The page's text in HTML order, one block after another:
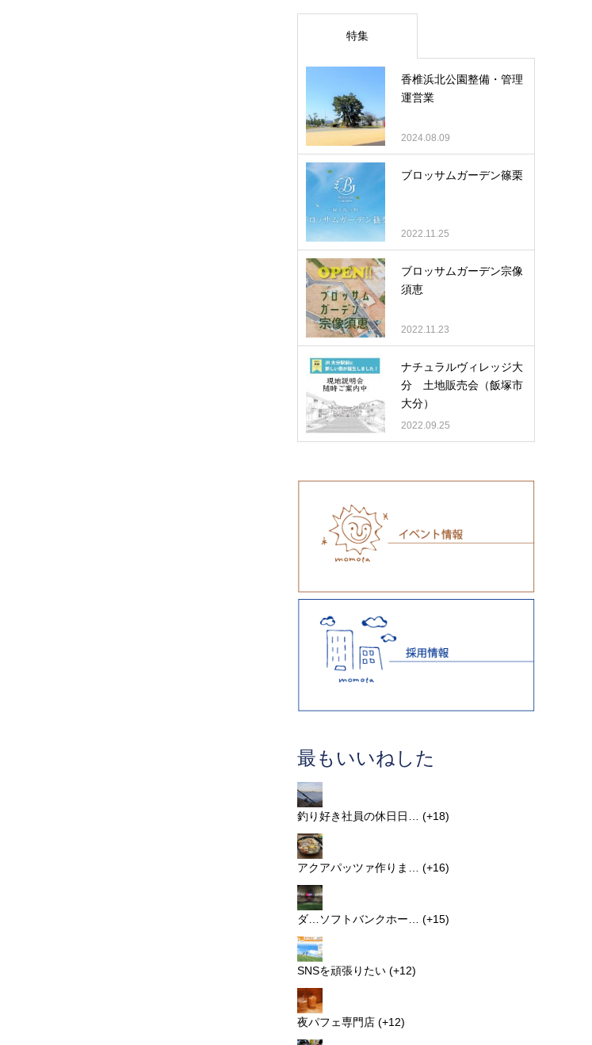
特集
香椎浜北公園整備・管理
運営業
2024.08.09
ブロッサムガーデン篠栗
2022.11.25
ブロッサムガーデン宗像
須恵
2022.11.23
ナチュラルヴィレッジ大
分 土地販売会（飯塚市
大分）
2022.09.25
最もいいねした
釣り好き社員の休日日… +18
アクアパッツァ作りま… +16
ダ…ソフトバンクホー… +15
SNSを頑張りたい +12
夜パフェ専門店 +12